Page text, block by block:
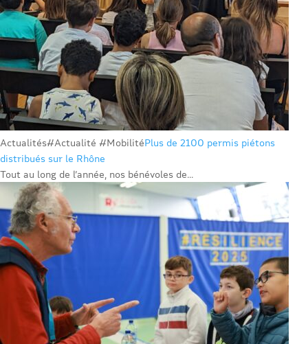
Actualités#Actualité #MobilitéPlus de 2100 permis piétons
distribués sur le Rhône
Tout au long de l’année, nos bénévoles de...